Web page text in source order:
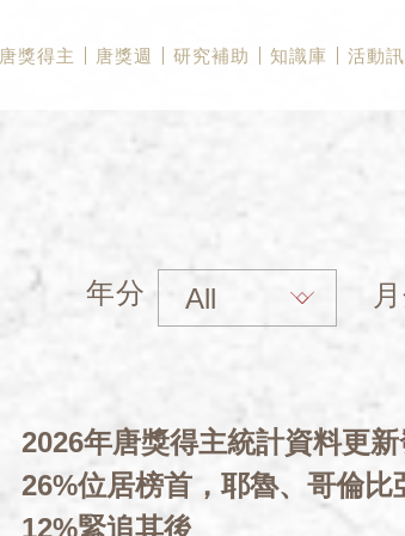
唐獎得主 唐獎週 研究補助 知識庫 活動
年分
2026年唐獎得主統計資料更
26%位居榜首，耶魯、哥倫比
12%緊追其後